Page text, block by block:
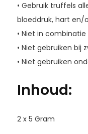
• Gebruik truffels
bloeddruk, hart
• Niet in
• Niet gebruiken bij
• Niet gebruiken
Inhoud:
2 x 5 Gram